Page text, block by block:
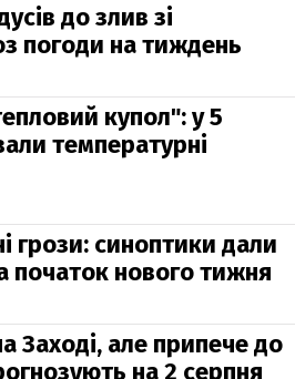
до злив зі
погоди на тиждень
купол": у 5
температурні
грози: синоптики дали
початок нового тижня
але припече до
на 2 серпня